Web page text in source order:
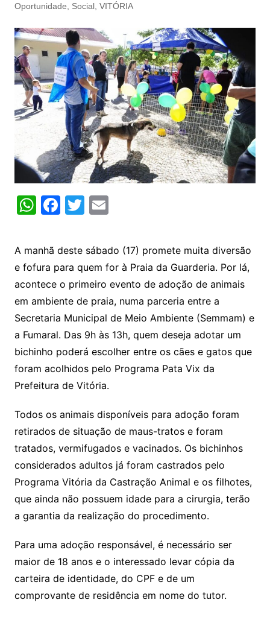
Oportunidade
Social, VITÓRIA
W
at
s
A
p
p
F
c
e
b
o
o
k
T
itt
er
E
ai
l
A manhã deste sábado (17) promete muita diversão
e fofura para quem for à Praia da Guarderia. Por lá,
acontece o primeiro evento de adoção de animais
em ambiente de praia, numa parceria entre a
Secretaria Municipal de Meio Ambiente (Semmam) e
a Fumaral. Das 9h às 13h, quem deseja adotar um
bichinho poderá escolher entre os cães e gatos que
foram acolhidos pelo Programa Pata Vix da
Prefeitura de Vitória.
Todos os animais disponíveis para adoção foram
retirados de situação de maus-tratos e foram
tratados, vermifugados e vacinados. Os bichinhos
considerados adultos já foram castrados pelo
Programa Vitória da Castração Animal e os filhotes,
que ainda não possuem idade para a cirurgia, terão
a garantia da realização do procedimento.
Para uma adoção responsável, é necessário ser
maior de 18 anos e o interessado levar cópia da
carteira de identidade, do CPFe de um
comprovante de residência em nome do tutor.